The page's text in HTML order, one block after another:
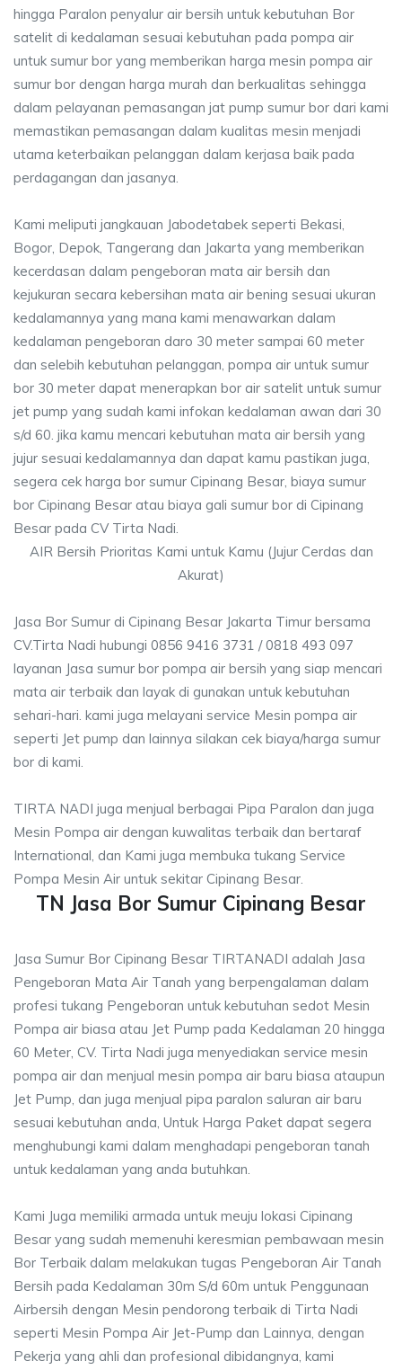
hingga Paralon penyalur air bersih untuk kebutuhan Bor
satelit di kedalaman sesuai kebutuhan pada pompa air
untuk sumur bor yang memberikan harga mesin pompa air
sumur bor dengan harga murah dan berkualitas sehingga
dalam pelayanan pemasangan jat pump sumur bor dari kami
memastikan pemasangan dalam kualitas mesin menjadi
utama keterbaikan pelanggan dalam kerjasa baik pada
perdagangan dan jasanya.
Kami meliputi jangkauan Jabodetabek seperti Bekasi,
Bogor, Depok, Tangerang dan Jakarta yang memberikan
kecerdasan dalam pengeboran mata air bersih dan
kejukuran secara kebersihan mata air bening sesuai ukuran
kedalamannya yang mana kami menawarkan dalam
kedalaman pengeboran daro 30 meter sampai 60 meter
dan selebih kebutuhan pelanggan, pompa air untuk sumur
bor 30 meter dapat menerapkan bor air satelit untuk sumur
jet pump yang sudah kami infokan kedalaman awan dari 30
s/d 60. jika kamu mencari kebutuhan mata air bersih yang
jujur sesuai kedalamannya dan dapat kamu pastikan juga,
segera cek harga bor sumur Cipinang Besar, biaya sumur
bor Cipinang Besar atau biaya gali sumur bor di Cipinang
Besar pada CV Tirta Nadi.
AIR Bersih Prioritas Kami untuk Kamu (Jujur Cerdas dan
Akurat)
Jasa Bor Sumur di Cipinang Besar Jakarta Timur bersama
CV.Tirta Nadi hubungi 0856 9416 3731 / 0818 493 097
layanan Jasa sumur bor pompa air bersih yang siap mencari
mata air terbaik dan layak di gunakan untuk kebutuhan
sehari-hari. kami juga melayani service Mesin pompa air
seperti Jet pump dan lainnya silakan cek biaya/harga sumur
bor di kami.
TIRTA NADI juga menjual berbagai Pipa Paralon dan juga
Mesin Pompa air dengan kuwalitas terbaik dan bertaraf
International, dan Kami juga membuka tukang Service
Pompa Mesin Air untuk sekitar Cipinang Besar.
TN Jasa Bor Sumur Cipinang Besar
Jasa Sumur Bor Cipinang Besar TIRTANADI adalah Jasa
Pengeboran Mata Air Tanah yang berpengalaman dalam
profesi tukang Pengeboran untuk kebutuhan sedot Mesin
Pompa air biasa atau Jet Pump pada Kedalaman 20 hingga
60 Meter, CV. Tirta Nadi juga menyediakan service mesin
pompa air dan menjual mesin pompa air baru biasa ataupun
Jet Pump, dan juga menjual pipa paralon saluran air baru
sesuai kebutuhan anda, Untuk Harga Paket dapat segera
menghubungi kami dalam menghadapi pengeboran tanah
untuk kedalaman yang anda butuhkan.
Kami Juga memiliki armada untuk meuju lokasi Cipinang
Besar yang sudah memenuhi keresmian pembawaan mesin
Bor Terbaik dalam melakukan tugas Pengeboran Air Tanah
Bersih pada Kedalaman 30m S/d 60m untuk Penggunaan
Airbersih dengan Mesin pendorong terbaik di Tirta Nadi
seperti Mesin Pompa Air Jet-Pump dan Lainnya, dengan
Pekerja yang ahli dan profesional dibidangnya, kami